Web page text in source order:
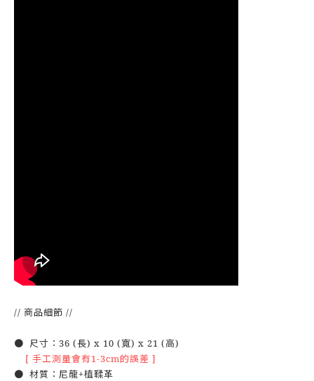
// 商品細節 //
● 尺寸：36 (長) x 10 (寬) x 21 (高)
[ 手工測量會有1-3cm的誤差 ]
● 材質： 尼龍+植鞣革